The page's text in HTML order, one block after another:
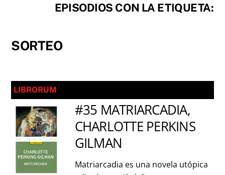
EPISODIOS CON LA ETIQUETA:
SORTEO
LIBRORUM
#35 MATRIARCADIA,
CHARLOTTE PERKINS
GILMAN
Matriarcadia es una novela utópica